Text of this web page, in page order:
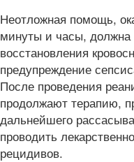
Неотложная помощь,
минуты и часы, должна
восстановления
предупреждение
После проведения
продолжают терапию,
дальнейшего
проводить
рецидивов.